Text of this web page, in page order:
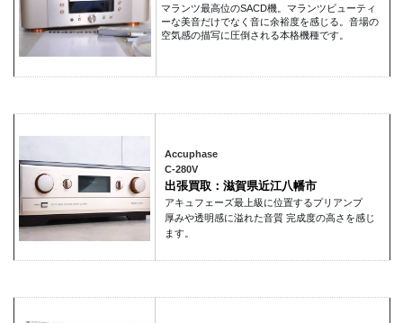
マランツ最高位のSACD機。マランツビューティ
ーな美音だけでなく音に余裕度を感じる。音場の
空気感の描写に圧倒される本格機種です。
Accuphase
C-280V
出張買取：滋賀県近江八幡市
アキュフェーズ最上級に位置するプリアンプ
厚みや透明感に溢れた音質 完成度の高さを感じ
ます。